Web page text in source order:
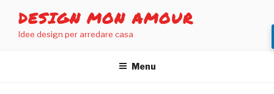
contenuto
DESIGN MON AMOUR
Idee design per arredare casa
Menu